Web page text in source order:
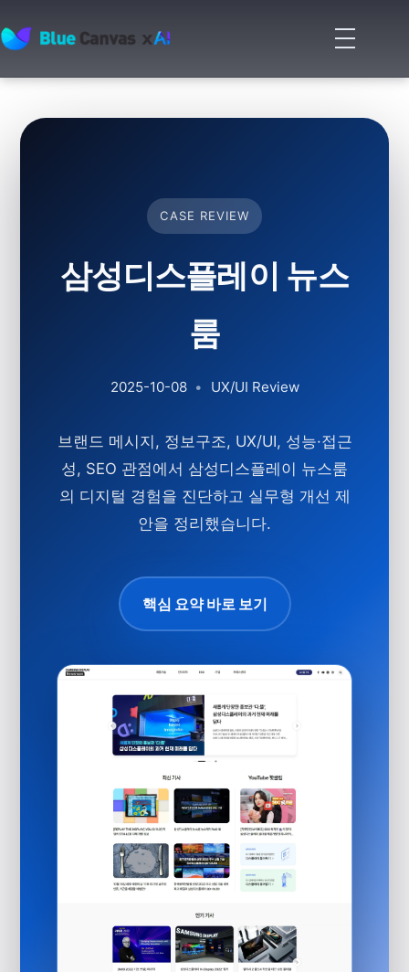
BLUECANVAS
메
뉴
기
CASE REVIEW
삼성디스플레이 뉴스
룸
2025-10-08 • UX/UI Review
브랜드 메시지, 정보구조, UX/UI, 성능·접근
성, SEO 관점에서 삼성디스플레이 뉴스룸
의 디지털 경험을 진단하고 실무형 개선 제
안을 정리했습니다.
핵심 요약 바로 보기